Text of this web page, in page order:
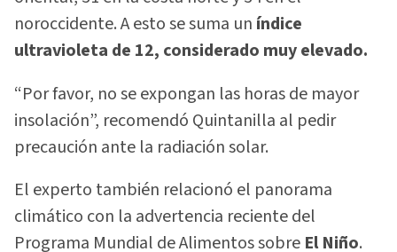
noroccidente. A esto se suma un índice
ultravioleta de 12, considerado muy elevado.
“Por favor, no se expongan las horas de mayor
insolación”, recomendó Quintanilla al pedir
precaución ante la radiación solar.
El experto también relacionó el panorama
climático con la advertencia reciente del
Programa Mundial de Alimentos sobre El Niño.